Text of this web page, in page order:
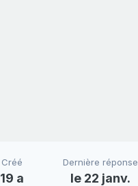
Créé
19 a
Dernière réponse
le 22 janv.